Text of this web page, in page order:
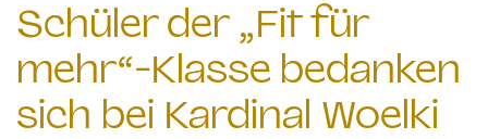
Schüler der „Fit für
mehr“-Klasse bedanken
sich bei Kardinal Woelki